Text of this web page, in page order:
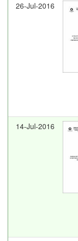
26-Jul-2016
14-Jul-2016